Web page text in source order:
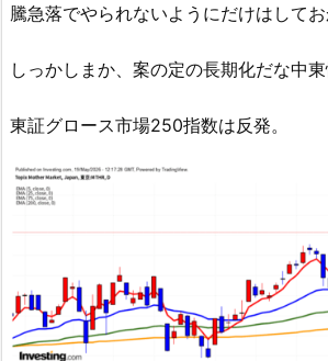
騰急落でやられないようにだけはしてお
しっかしまか、案の定の長期化だな中東
東証グロース市場250指数は反発。